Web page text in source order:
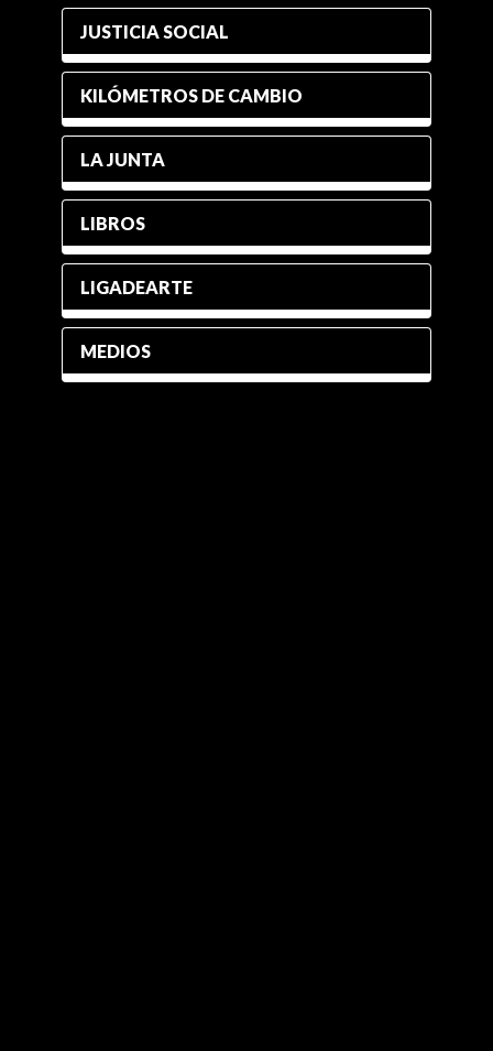
JUSTICIA SOCIAL
KILÓMETROS DE CAMBIO
LA JUNTA
LIBROS
LIGADEARTE
MEDIOS